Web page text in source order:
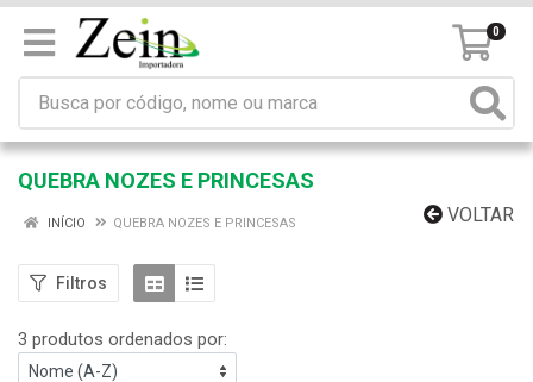
0
QUEBRA NOZES E PRINCESAS
VOLTAR
INÍCIO QUEBRA NOZES E PRINCESAS
Filtros
3 produtos ordenados por: